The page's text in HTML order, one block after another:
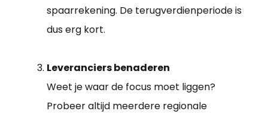
spaarrekening. De terugverdienperiode is
dus erg kort.
Leveranciers benaderen
Weet je waar de focus moet liggen?
Probeer altijd meerdere regionale